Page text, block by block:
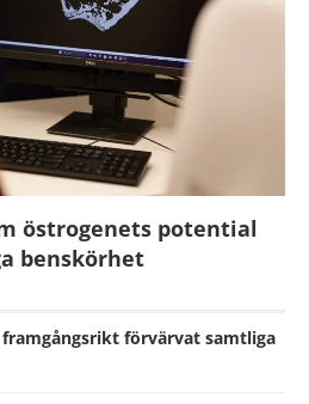
östrogenets potential
benskörhet
förvärvat samtliga